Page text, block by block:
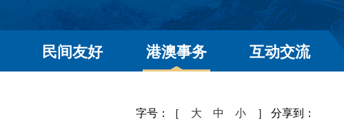
林业和草原局
广播电视局
民间友好 港澳事务 互动交流
字号：［ 大 中 小 ］ 分享到：